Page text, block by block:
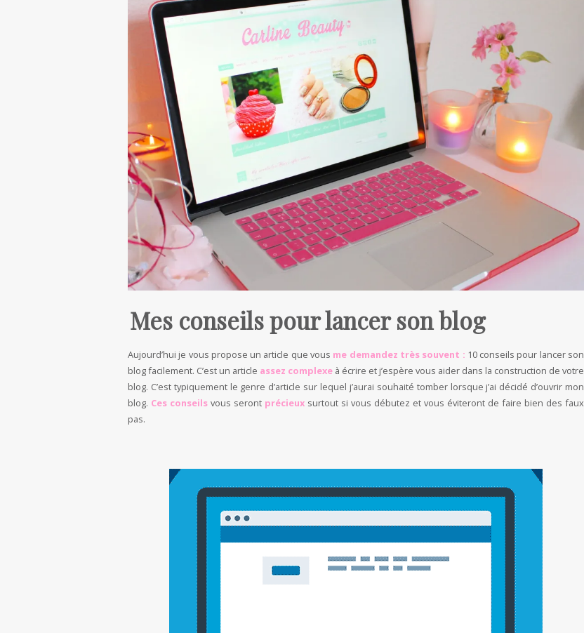
Mes conseils pour lancer son blog
Aujourd’hui je vous propose un article que vous me demandez très souvent : 10 conseils pour lancer son
blog facilement. C’est un article assez complexe à écrire et j’espère vous aider dans la construction de votre
blog. C’est typiquement le genre d’article sur lequel j’aurai souhaité tomber lorsque j’ai décidé d’ouvrir mon
blog. Ces conseils vous seront précieux surtout si vous débutez et vous éviteront de faire bien des faux
pas.